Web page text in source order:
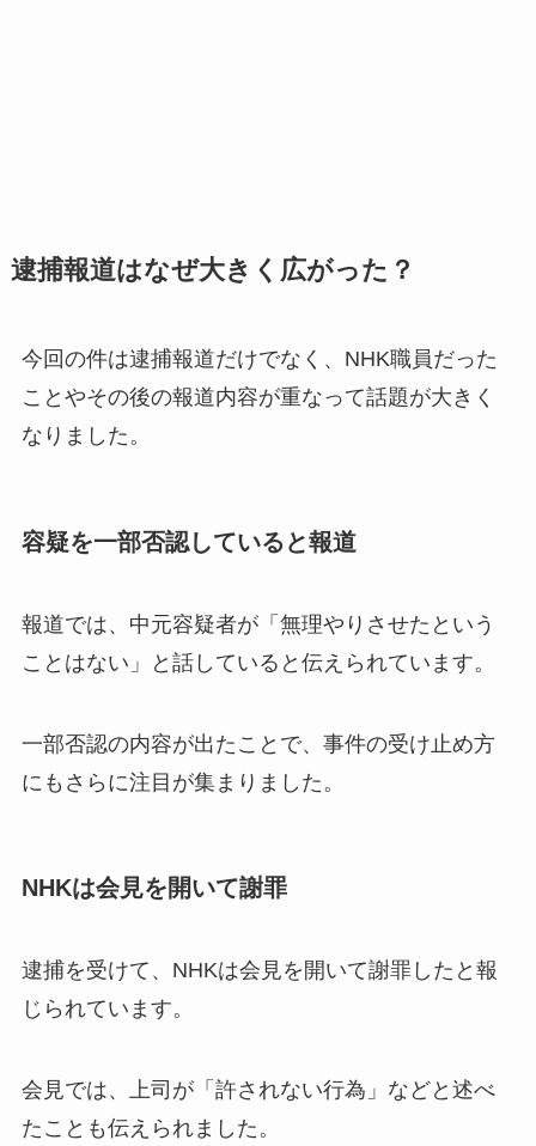
逮捕報道はなぜ大きく広がった？
今回の件は逮捕報道だけでなく、NHK職員だった
ことやその後の報道内容が重なって話題が大きく
なりました。
容疑を一部否認していると報道
報道では、中元容疑者が「無理やりさせたという
ことはない」と話していると伝えられています。
一部否認の内容が出たことで、事件の受け止め方
にもさらに注目が集まりました。
NHKは会見を開いて謝罪
逮捕を受けて、NHKは会見を開いて謝罪したと報
じられています。
会見では、上司が「許されない行為」などと述べ
たことも伝えられました。